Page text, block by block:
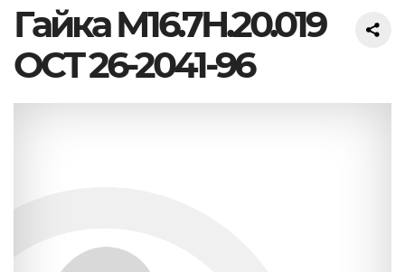
Гайка М16.7H.20.019
ОСТ 26-2041-96